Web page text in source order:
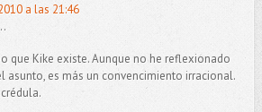
a las 21:46
que Kike existe. Aunque no he reflexionado
asunto, es más un convencimiento irracional.